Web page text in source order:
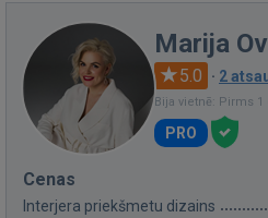
Marija
5.0 · 2
Bija vietnē: Pirms 1
PRO
Cenas
Interjera priekšmetu dizains